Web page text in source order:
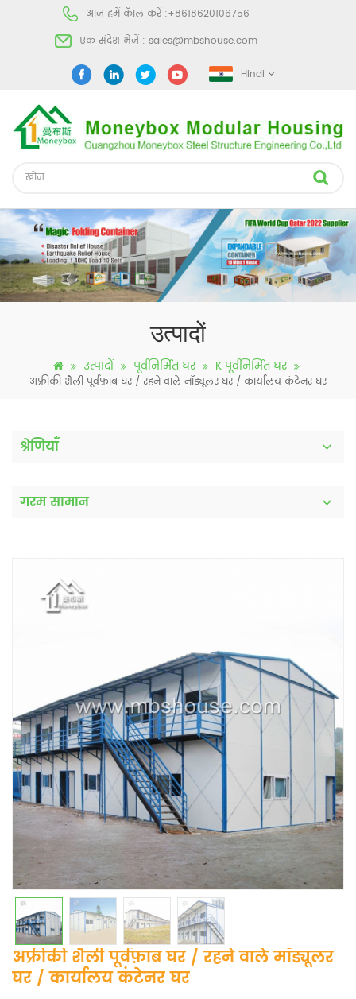
आज हमें कॅाल करें :+8618620106756
एक संदेश भेजें : sales@mbshouse.com
Hindi
उत्पादों
उत्पादों पूर्वनिर्मित घर K पूर्वनिर्मित घर
अफ्रीकी शैली पूर्वफ़ाब घर / रहने वाले मॉड्यूलर घर / कार्यालय कंटेनर घर
श्रेणियाँ
गरम सामान
अफ्रीकी शैली पूर्वफ़ाब घर / रहने वाले मॉड्यूलर
घर / कार्यालय कंटेनर घर